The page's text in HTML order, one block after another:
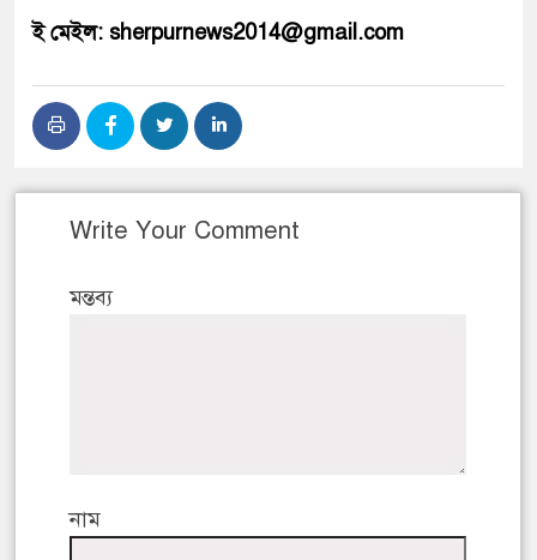
ই মেইল: sherpurnews2014@gmail.com
Write Your Comment
মন্তব্য
নাম